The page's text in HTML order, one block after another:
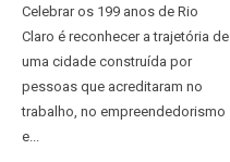
Celebrar os 199 anos de Rio
Claro é reconhecer a trajetória de
uma cidade construída por
pessoas que acreditaram no
trabalho, no empreendedorismo
e...